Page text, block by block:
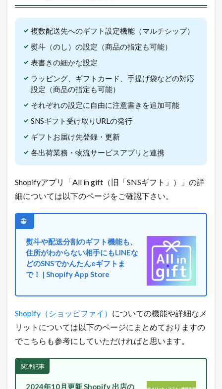
る
ト
ョ
ッ
プ
の
極
意
メ
ル
マ
配
中
！
1.6
長
ツ
タ
ー
で
「
ガ
売
E
C
論
」
ツ
イ
ー
ト
複数配送先へのギフト設定機能（マルチシップ）
熨斗（のし）の設定（商品の指定も可能）
表書きの細かな設定
ラッピング、ギフトカード、手提げ袋などの対応
設定（商品の指定も可能）
それぞれの設定に自由に注意書きを追加可能
SNSギフト受け取りURLの発行
ギフトお届け先登録・更新
各出荷業務・物流サービスアプリと連携
Shopifyアプリ「All in gift（旧「SNSギフト」）」の詳
細については以下のページをご確認下さい。
熨斗や配送分割のギフト機能も、
住所がわからない相手にもLINEな
どのSNSでかんたんeギフトま
で！ | Shopify App Store
Shopify（ショッピファイ） についての機能や詳細なメ
リットについては以下のページにまとめておりますの
でこちらも参考にしていただければと思います。
関連記事
2024年10月更新 Shopify 出店の